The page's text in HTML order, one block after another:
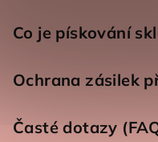
Co je pískování
Ochrana zásilek
Časté dotazy